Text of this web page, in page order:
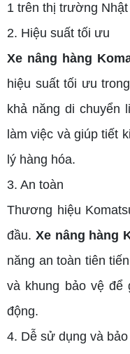
1 trên thị trường Nhật
2. Hiệu suất tối ưu
Xe nâng hàng
hiệu suất tối ưu
khả năng di chuyển
làm việc và giúp tiết
lý hàng hóa.
3. An toàn
Thương hiệu
đầu. Xe nâng hàng
năng an toàn tiên
và khung bảo vệ để
động.
4. Dễ sử dụng và